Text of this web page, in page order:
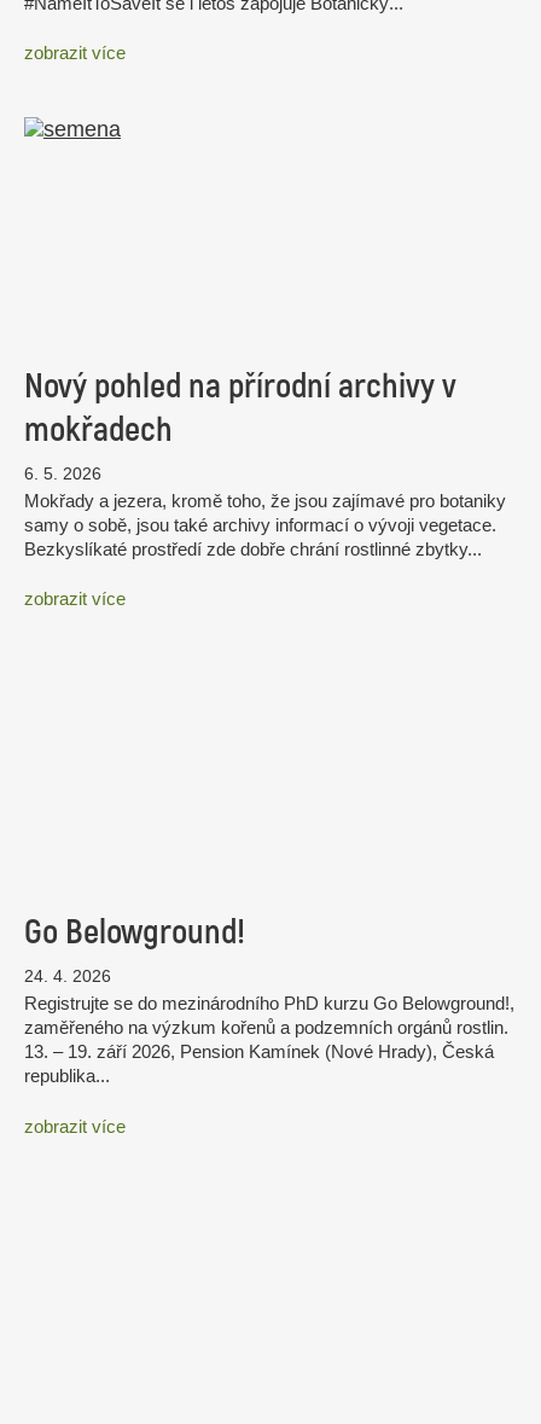
zobrazit více
Nový pohled na přírodní archivy v
mokřadech
6. 5. 2026
Mokřady a jezera, kromě toho, že jsou zajímavé pro botaniky
samy o sobě, jsou také archivy informací o vývoji vegetace.
Bezkyslíkaté prostředí zde dobře chrání rostlinné zbytky...
zobrazit více
Go Belowground!
24. 4. 2026
Registrujte se do mezinárodního PhD kurzu Go Belowground!,
zaměřeného na výzkum kořenů a podzemních orgánů rostlin.
13. – 19. září 2026, Pension Kamínek (Nové Hrady), Česká
republika...
zobrazit více